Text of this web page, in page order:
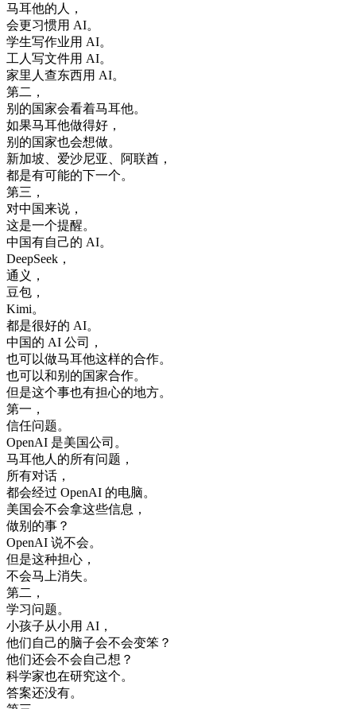
马耳他的人 ，
会更习惯用 AI。
学生写作业用 AI。
工人写文件用 AI。
家里 人查东西用 AI。
第二 ，
别的国家会看着马耳他。
如果马耳他做得好 ，
别的国家也会想做。
新加坡、 爱沙尼亚 、 阿联酋 ，
都是有可能的下一个。
第三 ，
对中国来说 ，
这是一个提醒。
中国有自己的 AI。
DeepSeek ，
通义 ，
豆包 ，
Kimi。
都是很好的 AI。
中国的 AI 公司
，
也可以做马耳他这样的合作。
也可以和别的国家合作。
但是这个事也有担心的地方。
第一 ，
信任问题。
OpenAI 是美国公司 。
马耳他人的所有问题 ，
所有对话 ，
都会经过 OpenAI 的电脑。
美国会不会拿这些信息 ，
做别的事 ？
OpenAI 说不会。
但是这种担心 ，
不会马上消失。
第二 ，
学习问题。
小孩子从小用 AI ，
他们自己的脑子会不会变笨 ？
他们还会不会自己想 ？
科学家也在研究这个。
答案还没有。